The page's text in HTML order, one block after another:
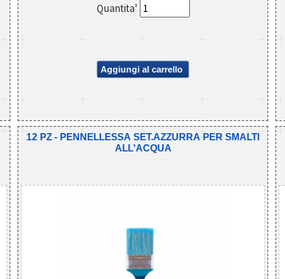
Quantita'
Aggiungi al carrello
12 PZ - PENNELLESSA SET.AZZURRA PER SMALTI
ALL'ACQUA